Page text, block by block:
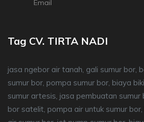
Email
Tag CV. TIRTA NADI
jasa ngebor air tanah, gali sumur bor,
sumur bor, pompa sumur bor, biaya
sumur artesis, jasa pembuatan sumur
bor satelit, pompa air untuk sumur